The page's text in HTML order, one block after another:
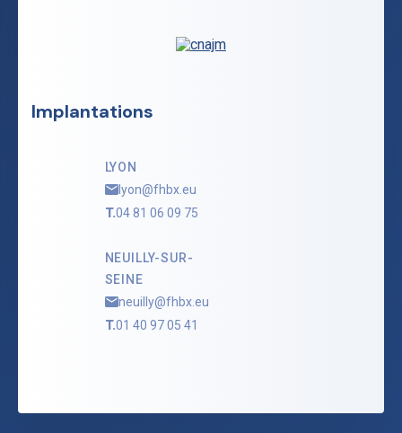
Implantations
LYON
lyon@fhbx.eu
T.04 81 06 09 75
NEUILLY-SUR-
SEINE
neuilly@fhbx.eu
T.01 40 97 05 41